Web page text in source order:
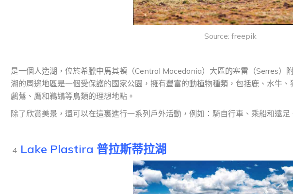
Source: freepik
是一個人造湖，位於希臘中馬其頓（Central Macedonia）大區的塞雷（Serres）
湖的周邊地區是一個受保護的國家公園，擁有豐富的動植物種類，包括鹿、水牛
鸕鶿、鷹和鵜鶘等鳥類的理想地點。
除了欣賞美景，還可以在這裏進行一系列戶外活動，例如：騎自行車、乘船和遠足
Lake Plastira 普拉斯蒂拉湖